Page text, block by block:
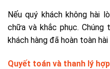
Nếu quý khách không hài
chữa và khắc phục. Chúng
khách hàng đã hoàn toàn hài
Quyết toán và thanh lý